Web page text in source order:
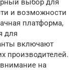
выбор для
и возможности
платформа,
для
включают
производителей.
на